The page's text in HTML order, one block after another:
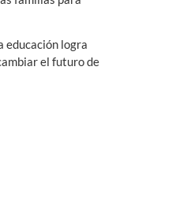
educación logra
el futuro de